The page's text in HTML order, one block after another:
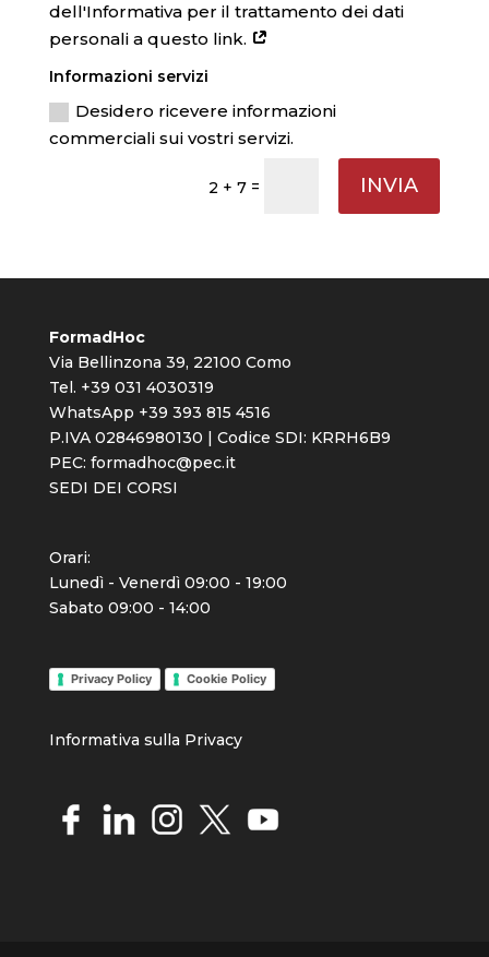
dell'Informativa per il trattamento dei dati
personali a questo link.
Informazioni servizi
Desidero ricevere informazioni
commerciali sui vostri servizi.
2 + 7 = INVIA
FormadHoc
Via Bellinzona 39, 22100 Como
Tel. +39 031 4030319
WhatsApp +39 393 815 4516
P.IVA 02846980130 | Codice SDI: KRRH6B9
PEC: formadhoc@pec.it
SEDI DEI CORSI
Orari:
Lunedì - Venerdì 09:00 - 19:00
Sabato 09:00 - 14:00
Privacy Policy Cookie Policy
Informativa sulla Privacy